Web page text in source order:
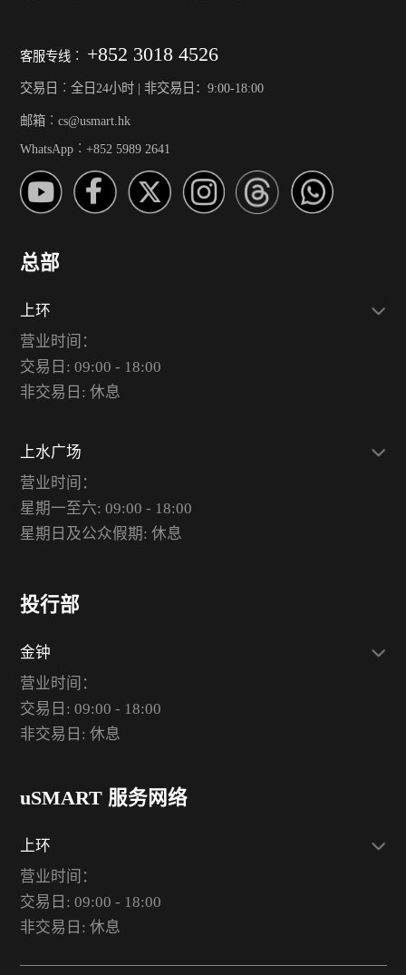
客服专线︰ +852 3018 4526
交易日︰全日24小时 | 非交易日：9:00-18:00
邮箱︰cs@usmart.hk
WhatsApp︰+852 5989 2641
总部
上环
营业时间：
交易日: 09:00 - 18:00
非交易日: 休息
上水广场
营业时间：
星期一至六: 09:00 - 18:00
星期日及公众假期: 休息
投行部
金钟
营业时间：
交易日: 09:00 - 18:00
非交易日: 休息
uSMART 服务网络
上环
营业时间：
交易日: 09:00 - 18:00
非交易日: 休息